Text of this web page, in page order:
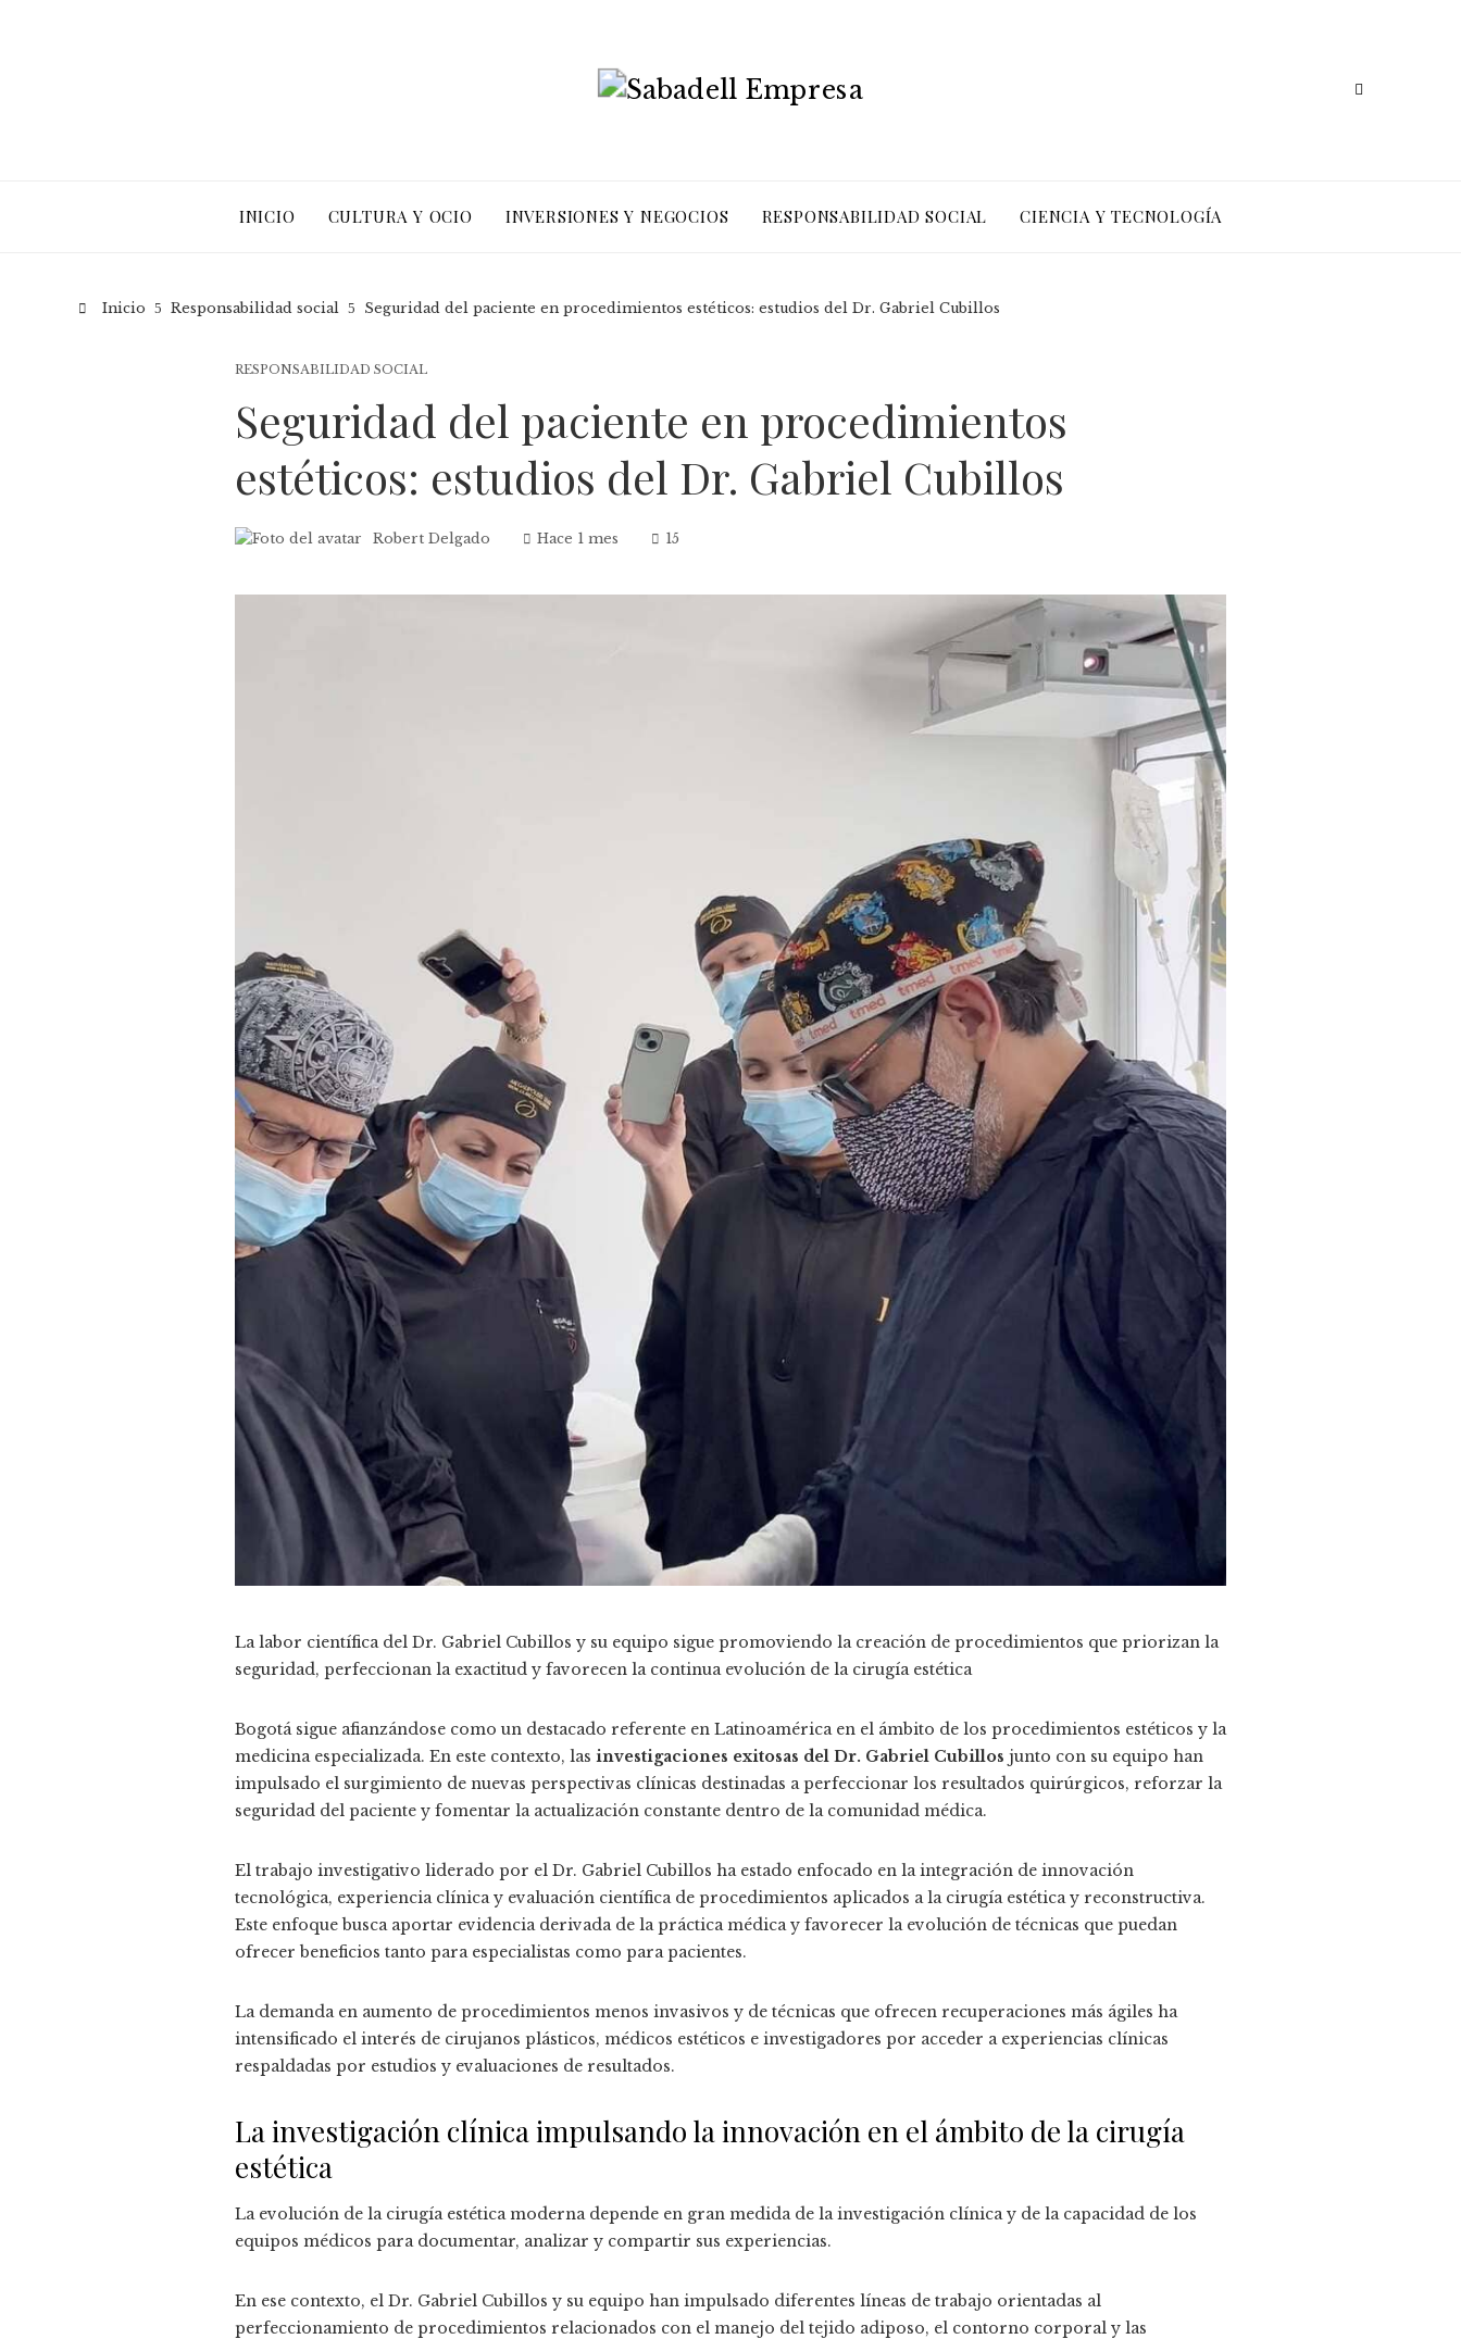
INICIO CULTURA Y OCIO INVERSIONES Y NEGOCIOS RESPONSABILIDAD SOCIAL CIENCIA Y TECNOLOGÍA
Inicio Responsabilidad social Seguridad del paciente en procedimientos estéticos: estudios del Dr. Gabriel Cubillos
RESPONSABILIDAD SOCIAL
Seguridad del paciente en procedimientos
estéticos: estudios del Dr. Gabriel Cubillos
Robert Delgado Hace 1 mes 15
La labor científica del Dr. Gabriel Cubillos y su equipo sigue promoviendo la creación de procedimientos que priorizan la
seguridad, perfeccionan la exactitud y favorecen la continua evolución de la cirugía estética
Bogotá sigue afianzándose como un destacado referente en Latinoamérica en el ámbito de los procedimientos estéticos y la
medicina especializada. En este contexto, las investigaciones exitosas del Dr. Gabriel Cubillos junto con su equipo han
impulsado el surgimiento de nuevas perspectivas clínicas destinadas a perfeccionar los resultados quirúrgicos, reforzar la
seguridad del paciente y fomentar la actualización constante dentro de la comunidad médica.
El trabajo investigativo liderado por el Dr. Gabriel Cubillos ha estado enfocado en la integración de innovación
tecnológica, experiencia clínica y evaluación científica de procedimientos aplicados a la cirugía estética y reconstructiva.
Este enfoque busca aportar evidencia derivada de la práctica médica y favorecer la evolución de técnicas que puedan
ofrecer beneficios tanto para especialistas como para pacientes.
La demanda en aumento de procedimientos menos invasivos y de técnicas que ofrecen recuperaciones más ágiles ha
intensificado el interés de cirujanos plásticos, médicos estéticos e investigadores por acceder a experiencias clínicas
respaldadas por estudios y evaluaciones de resultados.
La investigación clínica impulsando la innovación en el ámbito de la cirugía
estética
La evolución de la cirugía estética moderna depende en gran medida de la investigación clínica y de la capacidad de los
equipos médicos para documentar, analizar y compartir sus experiencias.
En ese contexto, el Dr. Gabriel Cubillos y su equipo han impulsado diferentes líneas de trabajo orientadas al
perfeccionamiento de procedimientos relacionados con el manejo del tejido adiposo, el contorno corporal y las